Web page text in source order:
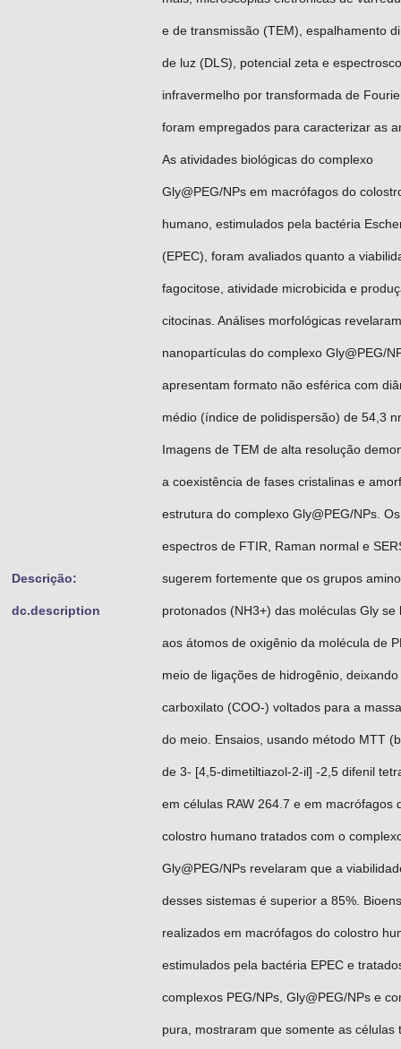
Descrição:
dc.description
e de transmissão (TEM), espalhamento
de luz (DLS), potencial zeta e
infravermelho por transformada de
foram empregados para caracterizar as
As atividades biológicas do complexo
Gly@PEG/NPs em macrófagos do
humano, estimulados pela bactéria
(EPEC), foram avaliados quanto a
fagocitose, atividade microbicida e
citocinas. Análises morfológicas
nanopartículas do complexo Gly@PEG/
apresentam formato não esférica com
médio (índice de polidispersão) de 54,3
Imagens de TEM de alta resolução
a coexistência de fases cristalinas e
estrutura do complexo Gly@PEG/NPs. Os
espectros de FTIR, Raman normal e
sugerem fortemente que os grupos amino
protonados (NH3+) das moléculas Gly se
aos átomos de oxigênio da molécula de
meio de ligações de hidrogênio,
carboxilato (COO-) voltados para a
do meio. Ensaios, usando método MTT
de 3- [4,5-dimetiltiazol-2-il] -2,5 difenil
em células RAW 264.7 e em macrófagos
colostro humano tratados com o
Gly@PEG/NPs revelaram que a
desses sistemas é superior a 85%.
realizados em macrófagos do colostro
estimulados pela bactéria EPEC e
complexos PEG/NPs, Gly@PEG/NPs e
pura, mostraram que somente as células